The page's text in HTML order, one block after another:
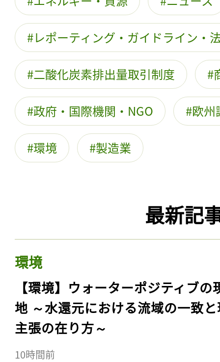
レポーティング・ガイドライン・
二酸化炭素排出量取引制度
政府・国際機関・NGO 欧州
環境 製造業
最新記
環境
【環境】ウォーターポジティブの
地 ～水還元における流域の一致
主張の在り方～
10時間前